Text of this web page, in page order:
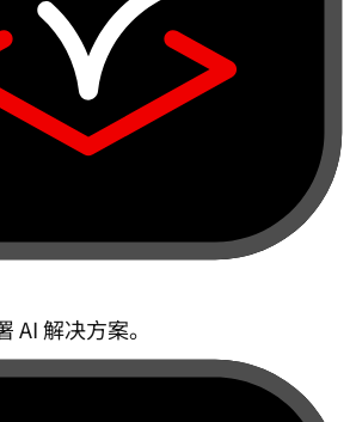
AI 解决方案。